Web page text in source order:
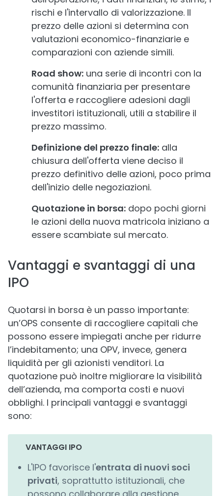
rischi e l'intervallo di valorizzazione. Il
prezzo delle azioni si determina con
valutazioni economico-finanziarie e
comparazioni con aziende simili.
Road show: una serie di incontri con la
comunità finanziaria per presentare
l'offerta e raccogliere adesioni dagli
investitori istituzionali, utili a stabilire il
prezzo massimo.
Definizione del prezzo finale: alla
chiusura dell'offerta viene deciso il
prezzo definitivo delle azioni, poco prima
dell'inizio delle negoziazioni.
Quotazione in borsa: dopo pochi giorni
le azioni della nuova matricola iniziano a
essere scambiate sul mercato.
Vantaggi e svantaggi di una
IPO
Quotarsi in borsa è un passo importante:
un’OPS consente di raccogliere capitali che
possono essere impiegati anche per ridurre
l’indebitamento; una OPV, invece, genera
liquidità per gli azionisti venditori. La
quotazione può inoltre migliorare la visibilità
dell’azienda, ma comporta costi e nuovi
obblighi. I principali vantaggi e svantaggi
sono:
VANTAGGI IPO
L'IPO favorisce l'entrata di nuovi soci
privati, soprattutto istituzionali, che